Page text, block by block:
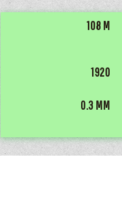
108 M
1920
0.3 MM